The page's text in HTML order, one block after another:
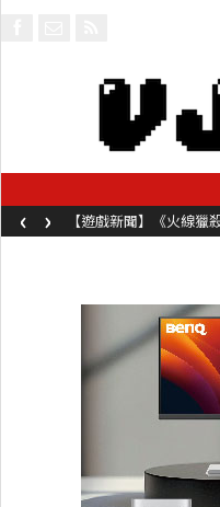
【遊戲新聞】《火線獵
容同時系舊作限時超平
‹ ›